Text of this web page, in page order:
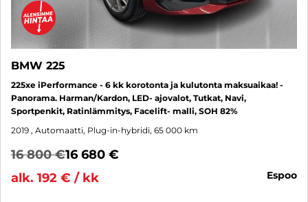
BMW 225
225xe iPerformance - 6 kk korotonta ja kulutonta maksuaikaa! -
Panorama. Harman/Kardon, LED- ajovalot, Tutkat, Navi,
Sportpenkit, Ratinlämmitys, Facelift- malli, SOH 82%
2019 , Automaatti, Plug-in-hybridi, 65 000 km
16 800 €16 680 €
alk. 192 € / kk
espoo